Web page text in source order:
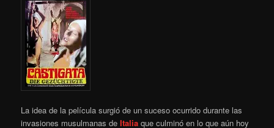
La idea de la película surgió de un suceso ocurrido durante las
invasiones musulmanas deItalia que culminó en lo que aún hoy